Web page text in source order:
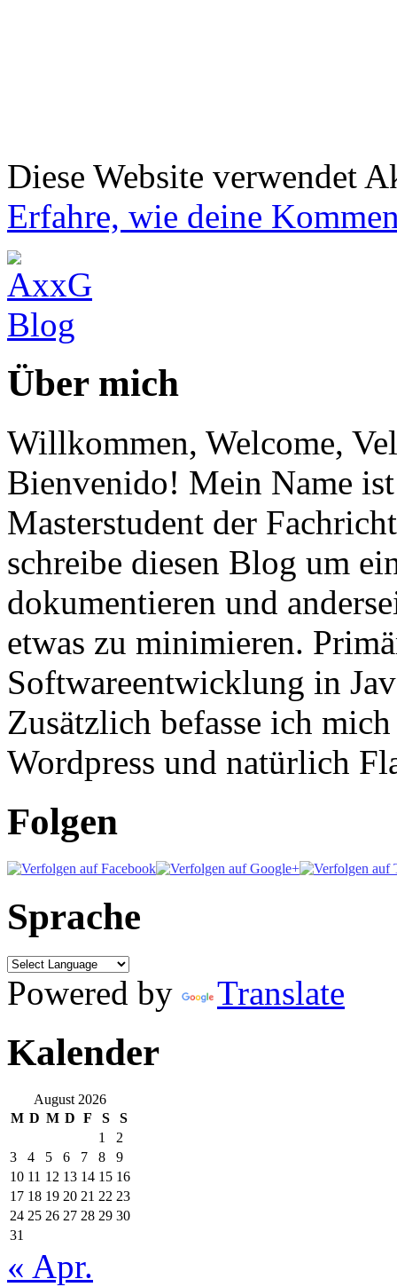
Diese Website verwendet
Erfahre, wie deine
Über mich
Willkommen, Welcome,
Bienvenido! Mein Name
Masterstudent der
schreibe diesen Blog um
dokumentieren und
etwas zu minimieren.
Softwareentwicklung in
Zusätzlich befasse ich
Wordpress und natürlich
Folgen
Sprache
Powered by Translate
Kalender
August 2026
M D M D F S
S
1
2
3
4 5 6 7 8
9
10 11 12 13 14 15 16
17 18 19 20 21 22 23
24 25 26 27 28 29 30
31
« Apr.